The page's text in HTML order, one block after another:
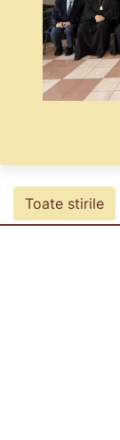
Toate stirile